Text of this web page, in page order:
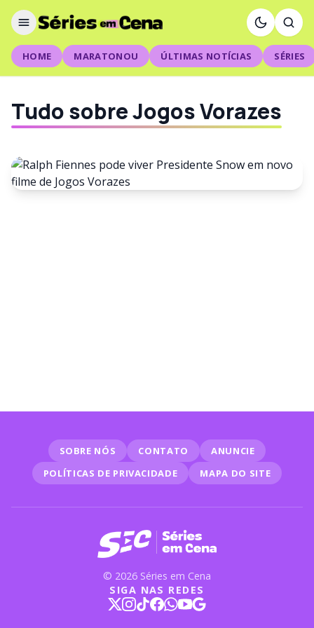
HOME MARATONOU ÚLTIMAS NOTÍCIAS SÉRIES
Tudo sobre Jogos Vorazes
SOBRE NÓS CONTATO
ANUNCIE
POLÍTICAS DE PRIVACIDADE
MAPA DO SITE
© 2026 Séries em Cena
SIGA NAS REDES